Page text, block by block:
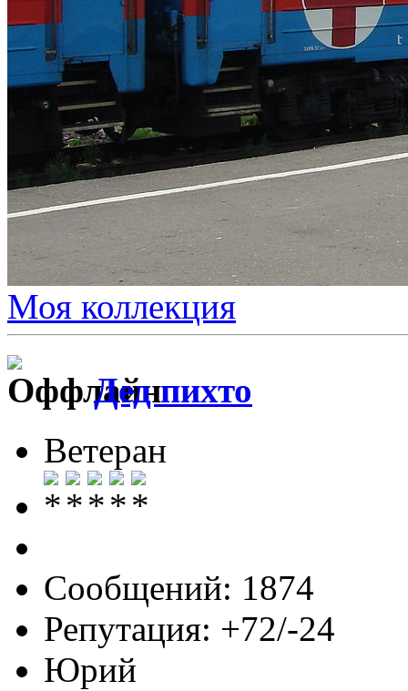
Моя коллекция
Дед пихто
Ветеран
Сообщений: 1874
Репутация: +72/-24
Юрий